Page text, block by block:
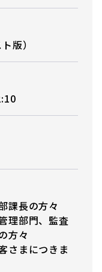
版）
課長の方々
理部門、監査
方々
さまにつきま